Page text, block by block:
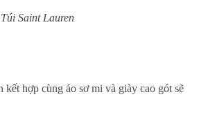
Saint Lauren
hợp cùng áo sơ mi và giày cao gót sẽ